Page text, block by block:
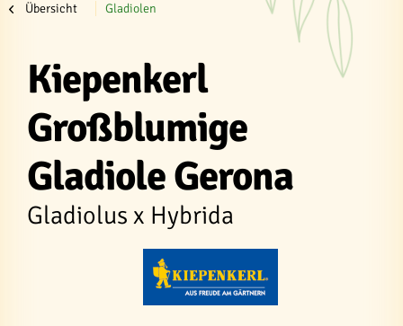
Übersicht Gladiolen
Kiepenkerl
Großblumige
Gladiole Gerona
Gladiolus x Hybrida